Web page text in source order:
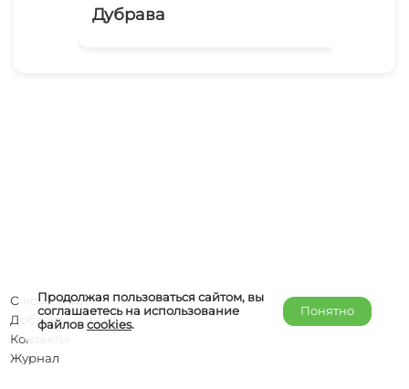
Дубрава
Продолжая пользоваться сайтом, вы
соглашаетесь на использование
файловcookies.
Понятно
О компании
Добавить объект
Контакты
Журнал